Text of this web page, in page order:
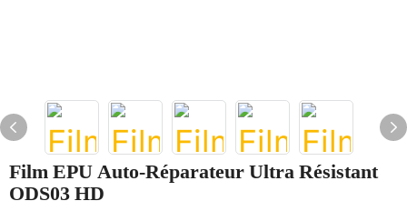
Film EPU Auto-Réparateur Ultra Résistant
ODS03 HD